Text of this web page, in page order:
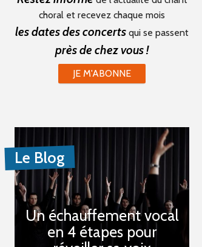
choral et recevez chaque mois
les dates des concerts qui se passent
près de chez vous !
JE M'ABONNE
Le Blog
Un échauffement vocal
en 4 étapes pour